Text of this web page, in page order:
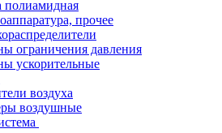
полиамидная
прочее
ограничения давления
ускорительные
воздуха
воздушные